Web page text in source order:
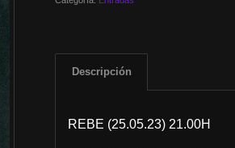
Descripción
REBE (25.05.23) 21.00H